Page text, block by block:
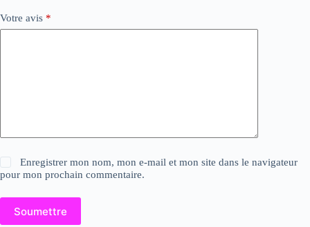
Votre avis *
Enregistrer mon nom, mon e-mail et mon site dans le navigateur
pour mon prochain commentaire.
Soumettre